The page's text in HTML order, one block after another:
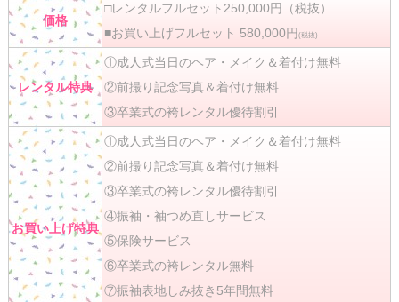
価格
□レンタルフルセット250,000円（税抜）
■お買い上げフルセット 580,000円 (税抜)
レンタル特典
①成人式当日のヘア・メイク＆着付け無料
②前撮り記念写真＆着付け無料
③卒業式の袴レンタル優待割引
お買い上げ特典
①成人式当日のヘア・メイク＆着付け無料
②前撮り記念写真＆着付け無料
③卒業式の袴レンタル優待割引
④振袖・袖つめ直しサービス
⑤保険サービス
⑥卒業式の袴レンタル無料
⑦振袖表地しみ抜き5年間無料